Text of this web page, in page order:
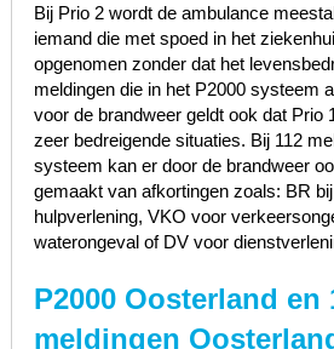
Bij Prio 2 wordt de ambulance
iemand die met spoed in het
opgenomen zonder dat het
meldingen die in het P2000 systeem
voor de brandweer geldt ook dat Prio
zeer bedreigende situaties. Bij 112
systeem kan er door de brandweer
gemaakt van afkortingen zoals: BR
hulpverlening, VKO voor
waterongeval of DV voor
P2000 Oosterland en
meldingen